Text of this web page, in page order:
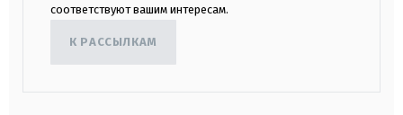
соответствуют вашим интересам.
К РАССЫЛКАМ